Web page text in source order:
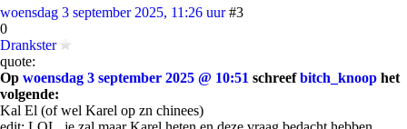
woensdag 3 september 2025, 11:26 uur #3
0
Drankster
quote:
Op woensdag 3 september 2025 @ 10:51 schreefbitch_knoop het
volgende:
Kal El (of wel Karel op zn chinees)